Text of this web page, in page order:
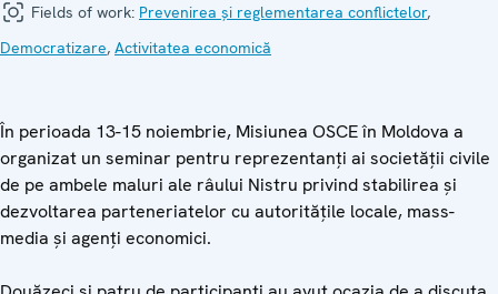
Fields of work: Prevenirea și reglementarea conflictelor,
Democratizare, Activitatea economică
În perioada 13-15 noiembrie, Misiunea OSCE în Moldova a
organizat un seminar pentru reprezentanți ai societății civile
de pe ambele maluri ale râului Nistru privind stabilirea și
dezvoltarea parteneriatelor cu autoritățile locale, mass-
media și agenți economici.